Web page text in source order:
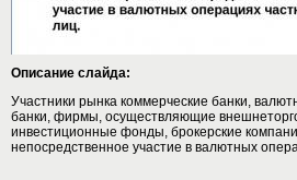
Описание слайда:
Участники рынка коммерческие банки,
банки, фирмы, осуществляющие
инвестиционные фонды, брокерские
непосредственное участие в валютных